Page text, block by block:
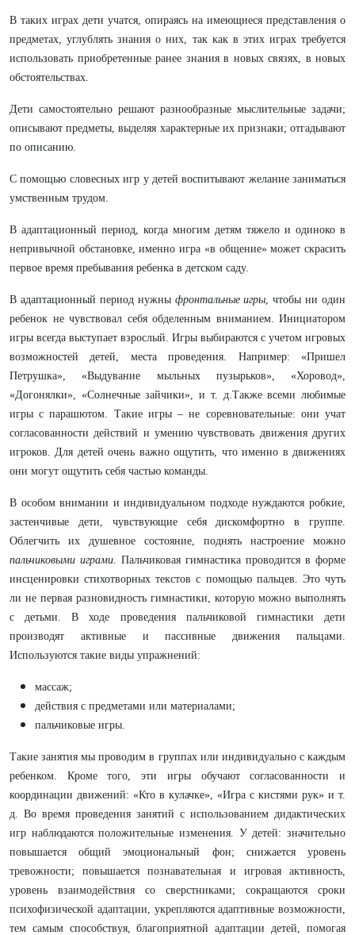
В таких играх дети учатся, опираясь на имеющиеся представления о
предметах, углублять знания о них, так как в этих играх требуется
использовать приобретенные ранее знания в новых связях, в новых
обстоятельствах.
Дети самостоятельно решают разнообразные мыслительные задачи;
описывают предметы, выделяя характерные их признаки; отгадывают
по описанию.
С помощью словесных игр у детей воспитывают желание заниматься
умственным трудом.
В адаптационный период, когда многим детям тяжело и одиноко в
непривычной обстановке, именно игра «в общение» может скрасить
первое время пребывания ребенка в детском саду.
В адаптационный период нужны фронтальные игры, чтобы ни один
ребенок не чувствовал себя обделенным вниманием. Инициатором
игры всегда выступает взрослый. Игры выбираются с учетом игровых
возможностей детей, места проведения. Например: «Пришел
Петрушка», «Выдувание мыльных пузырьков», «Хоровод»,
«Догонялки», «Солнечные зайчики», и т. д.Также всеми любимые
игры с парашютом. Такие игры – не соревновательные: они учат
согласованности действий и умению чувствовать движения других
игроков. Для детей очень важно ощутить, что именно в движениях
они могут ощутить себя частью команды.
В особом внимании и индивидуальном подходе нуждаются робкие,
застенчивые дети, чувствующие себя дискомфортно в группе.
Облегчить их душевное состояние, поднять настроение можно
пальчиковыми играми. Пальчиковая гимнастика проводится в форме
инсценировки стихотворных текстов с помощью пальцев. Это чуть
ли не первая разновидность гимнастики, которую можно выполнять
с детьми. В ходе проведения пальчиковой гимнастики дети
производят активные и пассивные движения пальцами.
Используются такие виды упражнений:
массаж;
действия с предметами или материалами;
пальчиковые игры.
Такие занятия мы проводим в группах или индивидуально с каждым
ребенком. Кроме того, эти игры обучают согласованности и
координации движений: «Кто в кулачке», «Игра с кистями рук» и т.
д. Во время проведения занятий с использованием дидактических
игр наблюдаются положительные изменения. У детей: значительно
повышается общий эмоциональный фон; снижается уровень
тревожности; повышается познавательная и игровая активность,
уровень взаимодействия со сверстниками; сокращаются сроки
психофизической адаптации, укрепляются адаптивные возможности,
тем самым способствуя, благоприятной адаптации детей, помогая